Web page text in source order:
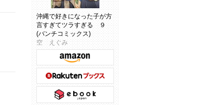
沖縄で好きになった子が方
言すぎてツラすぎる ９
(バンチコミックス)
空 えぐみ